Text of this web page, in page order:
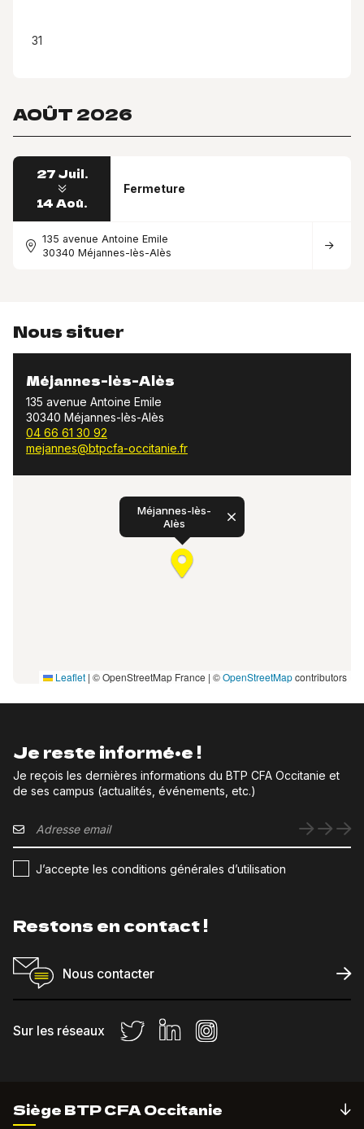
31
AOÛT 2026
27 Juil.
14 Aoû.
Fermeture
135 avenue Antoine Emile
30340 Méjannes-lès-Alès
Nous situer
Méjannes-lès-Alès
135 avenue Antoine Emile
30340 Méjannes-lès-Alès
04 66 61 30 92
mejannes@btpcfa-occitanie.fr
Méjannes-lès-
Alès
Leaflet | © OpenStreetMap France | ©OpenStreetMapcontributors
Je reste informé•e !
Je reçois les dernières informations du BTP CFA Occitanie et
de ses campus (actualités, événements, etc.)
J’accepte les conditions générales d’utilisation
Restons en contact !
Nous contacter
Sur les réseaux
Siège BTP CFA Occitanie